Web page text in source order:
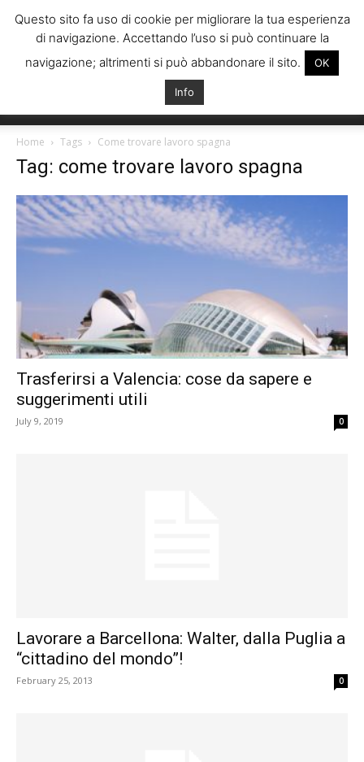
Italiani
Home Tags Come trovare lavoro spagna
Tag: come trovare lavoro spagna
Trasferirsi a Valencia: cose da sapere e
suggerimenti utili
July 9, 2019 0
Lavorare a Barcellona: Walter, dalla Puglia a
“cittadino del mondo”!
February 25, 2013 0
Questo sito fa uso di cookie per migliorare la tua esperienza
di navigazione. Accettando l’uso si può continuare la
navigazione; altrimenti si può abbandonare il sito.
OK
Info